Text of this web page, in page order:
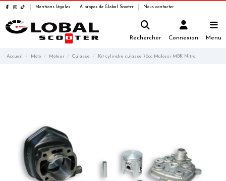
Mentions légales A propos de Global Scooter Nous contacter
Rechercher Connexion Menu
Accueil Moto Moteur Culasse Kit cylindre culasse 70cc Malossi MBK Nitro